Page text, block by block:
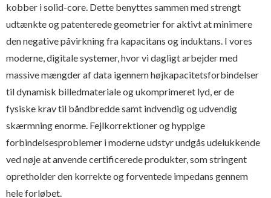
kobber i solid-core. Dette benyttes sammen med strengt
udtænkte og patenterede geometrier for aktivt at minimere
den negative påvirkning fra kapacitans og induktans. I vores
moderne, digitale systemer, hvor vi dagligt arbejder med
massive mængder af data igennem højkapacitetsforbindelser
til dynamisk billedmateriale og ukomprimeret lyd, er de
fysiske krav til båndbredde samt indvendig og udvendig
skærmning enorme. Fejlkorrektioner og hyppige
forbindelsesproblemer i moderne udstyr undgås udelukkende
ved nøje at anvende certificerede produkter, som stringent
opretholder den korrekte og forventede impedans gennem
hele forløbet.